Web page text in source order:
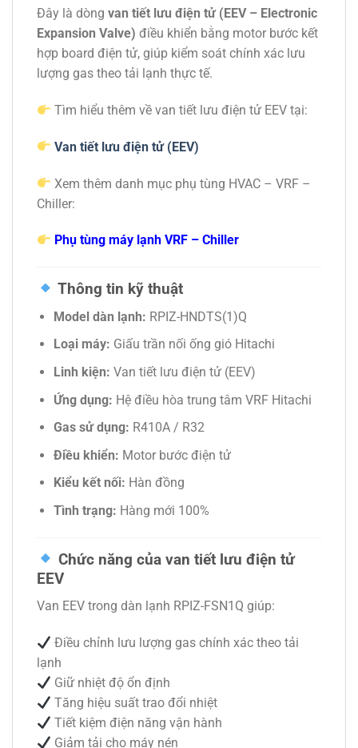
Đây là dòng van tiết lưu điện tử (EEV – Electronic
Expansion Valve) điều khiển bằng motor bước kết
hợp board điện tử, giúp kiểm soát chính xác lưu
lượng gas theo tải lạnh thực tế.
Tìm hiểu thêm về van tiết lưu điện tử EEV tại:
Van tiết lưu điện tử (EEV)
Xem thêm danh mục phụ tùng HVAC – VRF –
Chiller:
Phụ tùng máy lạnh VRF – Chiller
Thông tin kỹ thuật
Model dàn lạnh: RPIZ-HNDTS(1)Q
Loại máy: Giấu trần nối ống gió Hitachi
Linh kiện: Van tiết lưu điện tử (EEV)
Ứng dụng: Hệ điều hòa trung tâm VRF Hitachi
Gas sử dụng: R410A / R32
Điều khiển: Motor bước điện tử
Kiểu kết nối: Hàn đồng
Tình trạng: Hàng mới 100%
Chức năng của van tiết lưu điện tử
EEV
Van EEV trong dàn lạnh RPIZ-FSN1Q giúp:
Điều chỉnh lưu lượng gas chính xác theo tải
lạnh
Giữ nhiệt độ ổn định
Tăng hiệu suất trao đổi nhiệt
Tiết kiệm điện năng vận hành
Giảm tải cho máy nén